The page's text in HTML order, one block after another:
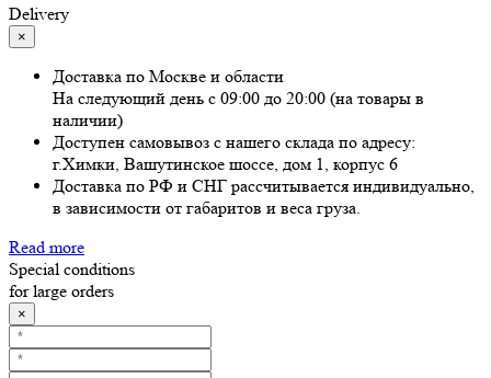
Delivery
×
Доставка по Москве и области
На следующий день с 09:00 до 20:00 (на товары в
наличии)
Доступен самовывоз с нашего склада по адресу:
г.Химки, Вашутинское шоссе, дом 1, корпус 6
Доставка по РФ и СНГ рассчитывается индивидуально,
в зависимости от габаритов и веса груза.
Read more
Special conditions
for large orders
×